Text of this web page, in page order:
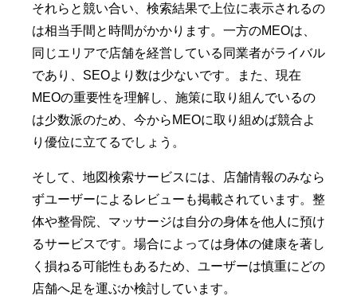
それらと競い合い、検索結果で上位に表示されるの
は相当手間と時間がかかります。一方のMEOは、
同じエリアで店舗を経営している同業者がライバル
であり、SEOより数は少ないです。また、現在
MEOの重要性を理解し、施策に取り組んでいるの
は少数派のため、今からMEOに取り組めば競合よ
り優位に立てるでしょう。
そして、地図検索サービスには、店舗情報のみなら
ずユーザーによるレビューも掲載されています。整
体や整骨院、マッサージは自分の身体を他人に預け
るサービスです。場合によっては身体の健康を著し
く損ねる可能性もあるため、ユーザーは慎重にどの
店舗へ足を運ぶか検討しています。